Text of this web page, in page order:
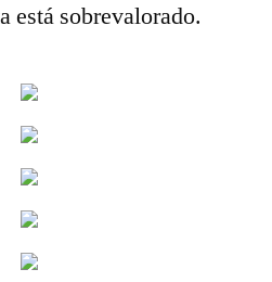
está sobrevalorado.